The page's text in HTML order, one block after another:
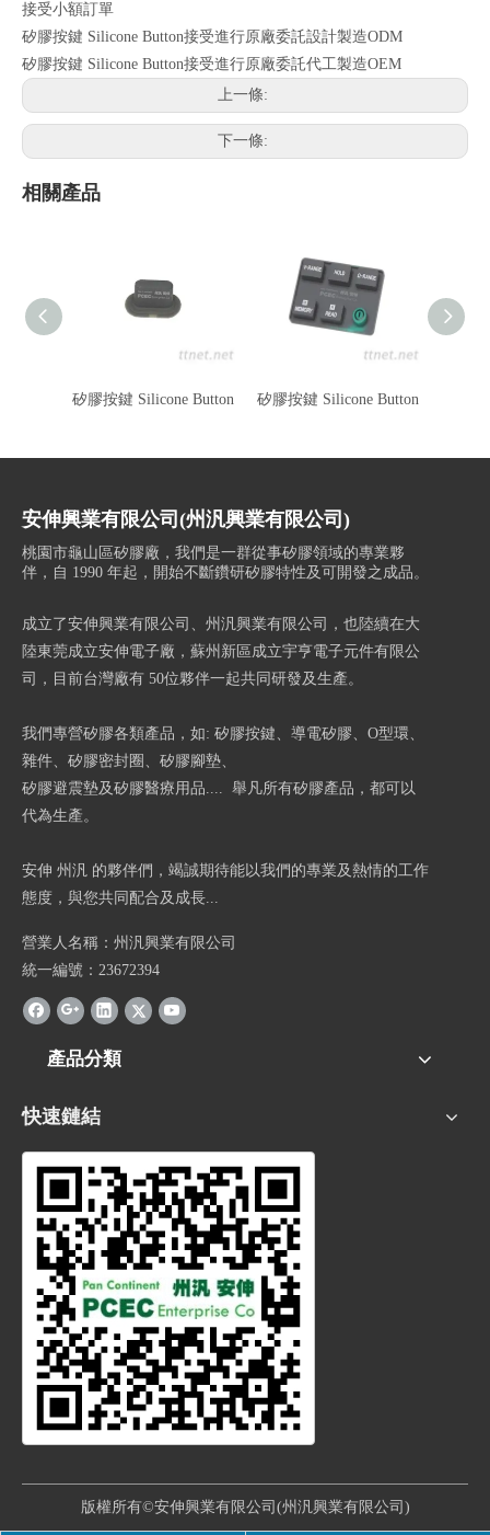
接受小額訂單
矽膠按鍵 Silicone Button接受進行原廠委託設計製造ODM
矽膠按鍵 Silicone Button接受進行原廠委託代工製造OEM
上一條:
下一條:
相關產品
矽膠按鍵 Silicone Button 矽膠按鍵 Silicone Button
安伸興業有限公司(州汎興業有限公司)
桃園市龜山區矽膠廠，我們是一群從事矽膠領域的專業夥
伴，自 1990 年起，開始不斷鑽研矽膠特性及可開發之成品。
成立了安伸興業有限公司、州汎興業有限公司，也陸續在大
陸東莞成立安伸電子廠，蘇州新區成立宇亨電子元件有限公
司，目前台灣廠有 50位夥伴一起共同研發及生產。
我們專營矽膠各類產品，如: 矽膠按鍵、導電矽膠、O型環、
雜件、矽膠密封圈、矽膠腳墊、
矽膠避震墊及矽膠醫療用品.... 舉凡所有矽膠產品，都可以
代為生產。
安伸 州汎 的夥伴們，竭誠期待能以我們的專業及熱情的工作
態度，與您共同配合及成長...
營業人名稱：州汎興業有限公司
統一編號：23672394
產品分類
快速鏈結
版權所有©安伸興業有限公司(州汎興業有限公司)